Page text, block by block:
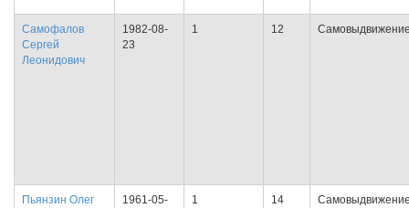
Самофалов
Сергей
Леонидович
1982-08-
23
1 12
Пьянзин Олег
1961-05-
1 14